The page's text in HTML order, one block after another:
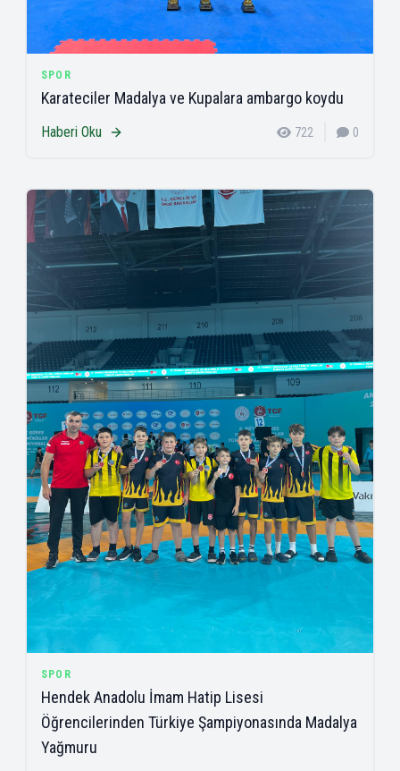
SPOR
Karateciler Madalya ve Kupalara ambargo koydu
Haberi Oku 722 0
SPOR
Hendek Anadolu İmam Hatip Lisesi
Öğrencilerinden Türkiye Şampiyonasında Madalya
Yağmuru